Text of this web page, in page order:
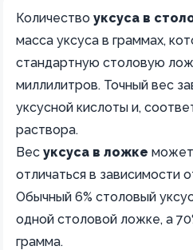
Количество уксуса в
масса уксуса в граммах,
стандартную столовую
миллилитров. Точный вес
уксусной кислоты и,
раствора.
Вес уксуса в ложке
отличаться в зависимости
Обычный 6% столовый
одной столовой ложке, а
грамма.